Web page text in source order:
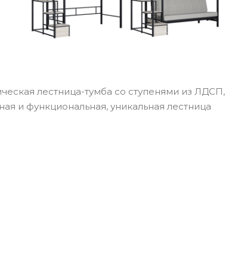
лестница-тумба со ступенями из ЛДСП,
и функциональная, уникальная лестница